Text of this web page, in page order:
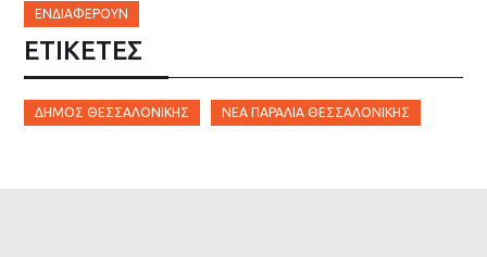
ΕΝΔΙΑΦΈΡΟΥΝ
ΕΤΙΚΈΤΕΣ
ΔΉΜΟΣ ΘΕΣΣΑΛΟΝΊΚΗΣ ΝΈΑ ΠΑΡΑΛΊΑ ΘΕΣΣΑΛΟΝΊΚΗΣ